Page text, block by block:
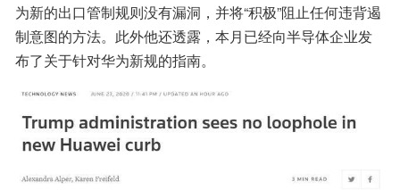
为新的出口管制规则没有漏洞，并将“积极”阻止任何违背遏
制意图的方法。此外他还透露，本月已经向半导体企业发
布了关于针对华为新规的指南。